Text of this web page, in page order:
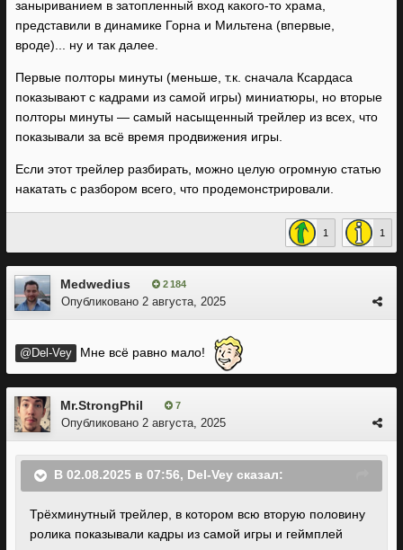
заныриванием в затопленный вход какого-то храма,
представили в динамике Горна и Мильтена (впервые,
вроде)... ну и так далее.
Первые полторы минуты (меньше, т.к. сначала Ксардаса
показывают с кадрами из самой игры) миниатюры, но вторые
полторы минуты — самый насыщенный трейлер из всех, что
показывали за всё время продвижения игры.
Если этот трейлер разбирать, можно целую огромную статью
накатать с разбором всего, что продемонстрировали.
1 1
Medwedius 2 184
Опубликовано 2 августа, 2025
@Del-Vey Мне всё равно мало!
Mr.StrongPhil 7
Опубликовано 2 августа, 2025
В 02.08.2025 в 07:56, Del-Vey сказал:
Трёхминутный трейлер, в котором всю вторую половину
ролика показывали кадры из самой игры и геймплей